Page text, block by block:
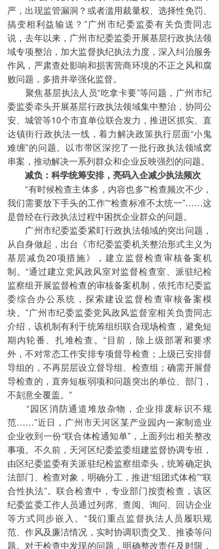
严，出现监管漏洞？或者滥用裁量权、选择性免罚、
搞变相利益输送？”广州市纪委监委有关负责同志
说，去年以来，广州市纪委监委开展基层行政执法领
域专项整治，加大监督执纪执法力度，深入纠治服务
作风，严肃查处影响和损害营商环境的不正之风和腐
败问题，多措并举强化监督。
聚焦基层执法人员“吃拿卡要”等问题，广州市纪
委监委牵头开展基层行政执法领域集中整治，协同公
安、城管等10个市直单位联合发力，推进区抓实、直
达镇街行政执法一线，着力解决政策执行层面“小鬼
难缠”的问题。以市带区深挖了一批行政执法领域窝
串案，推动解决一系列群众和企业反映强烈的问题。
减负：科学统筹安排，亮码入企减少执法频次
“有时候检查主体多，内容也多”“检查频次不少，
我们需要放下手头的工作”“检查标准不太统一”……这
是曾经在行政执法过程中困扰企业群众的问题。
广州市纪委监委紧盯行政执法领域的突出问题，
从自身做起，出台《市纪委监委机关整治形式主义为
基层减负20项措施》，建立监督检查审核备案机
制。“通过建立党风政风室对监督检查室、派驻纪检
监察组开展监督检查的审核备案机制，依托市纪委监
委综合办公系统，探索建设监督检查审核备案模
块。”广州市纪委监委党风政风监督室相关负责同志
介绍，该机制有利于统筹组织联合现场检查，避免短
期内轮番、扎堆检查。“目前，除上级部署和要求
外，不对常态工作安排专项督导检查；上级已安排督
导组的，不再层层设立督导组、检查组；确需开展督
导检查的，直奔短板弱项和问题突出的单位、部门，
不刻意全覆盖。”
“园区消防通道堆放杂物，企业排废标识不规
范……”近日，广州市天河区某产业园内一家制造业
企业收到一份“联合体检通知单”，上面列出相关整改
事项。不久前，天河区纪委监委组建监督协调专班，
由区纪委监委有关派驻纪检监察组牵头，统筹确定执
法部门、检查对象，明确分工，推进“组团式体检”“联
合性执法”。联合检查中，专业部门按责检查，该区
纪委监委工作人员通过列席、查阅、询问、回访企业
等方式同步嵌入。“我们重点监督执法人员履职规
范、作风及廉洁情况，实时协调职责交叉、推诿等问
题。对于检查中发现的问题，明确整改责任及时限，